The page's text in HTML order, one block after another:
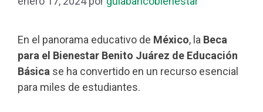
En el panorama educativo de México, la Beca
para el Bienestar Benito Juárez de Educación
Básica se ha convertido en un recurso esencial
para miles de estudiantes.